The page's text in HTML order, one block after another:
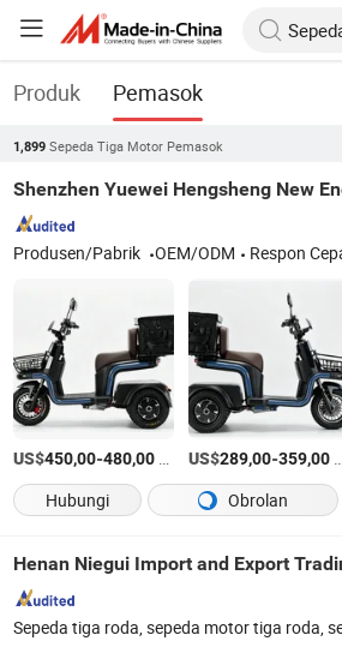
Produk Pemasok
1,899 Sepeda Tiga Motor Pemasok
Shenzhen Yuewei Hengsheng New
Produsen/Pabrik OEM/ODM Respon
US$450,00-480,00 US$289,00-359,00/Bagian
Hubungi
Obrolan
Henan Niegui Import and Export